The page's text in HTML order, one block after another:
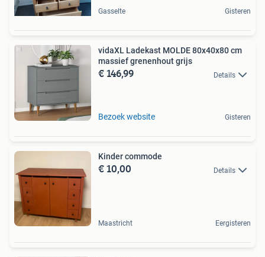
Gasselte Gisteren
vidaXL Ladekast MOLDE 80x40x80 cm
massief grenenhout grijs
€ 146,99 Details
Bezoek website Gisteren
Kinder commode
€ 10,00 Details
Maastricht Eergisteren